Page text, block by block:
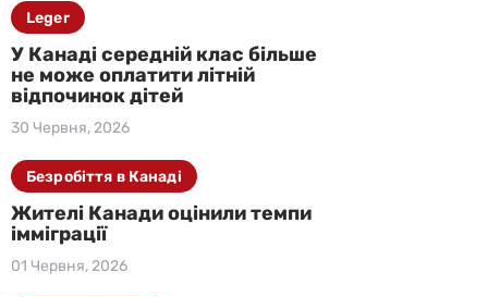
У Канаді середній клас більше
не може оплатити літній
відпочинок дітей
30 Червня, 2026
Leger
Жителі Канади оцінили темпи
імміграції
01 Червня, 2026
Безробіття в Канаді